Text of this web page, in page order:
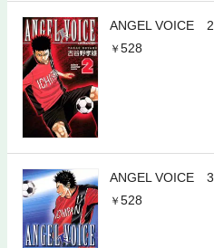
ANGEL VOICE 2
528
ANGEL VOICE 3
528